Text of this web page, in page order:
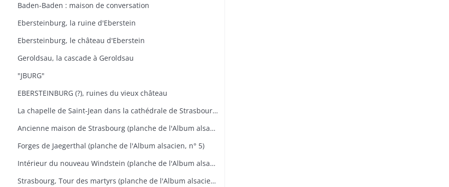
Baden-Baden : maison de conversation
Ebersteinburg, la ruine d'Eberstein
Ebersteinburg, le château d'Eberstein
Geroldsau, la cascade à Geroldsau
"JBURG"
EBERSTEINBURG (?), ruines du vieux château
La chapelle de Saint-Jean dans la cathédrale de Strasbourg (planche de l'Album alsacien, n° 3)
Ancienne maison de Strasbourg (planche de l'Album alsacien, n° 4)
Forges de Jaegerthal (planche de l'Album alsacien, n° 5)
Intérieur du nouveau Windstein (planche de l'Album alsacien, n° 13)
Strasbourg, Tour des martyrs (planche de l'Album alsacien, n° 17)